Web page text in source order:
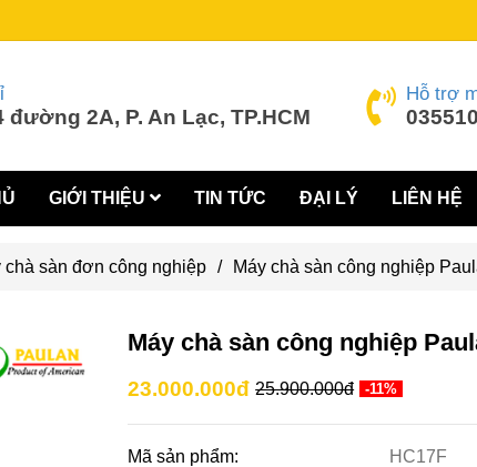
đường 2A, P. An Lạc, TP.HCM
Hỗ trợ
GIỚI THIỆU TIN TỨC ĐẠI LÝ LIÊN HỆ
chà sàn đơn công nghiệp / Máy chà sàn công nghiệp
Máy chà sàn công nghiệp
23.000.000đ 25.900.000đ -11%
Mã sản phẩm: HC17F